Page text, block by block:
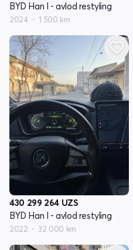
BYD Han I - avlod restyling
2024 1 500 km
430 299 264 UZS
BYD Han I - avlod restyling
2022 32 000 km